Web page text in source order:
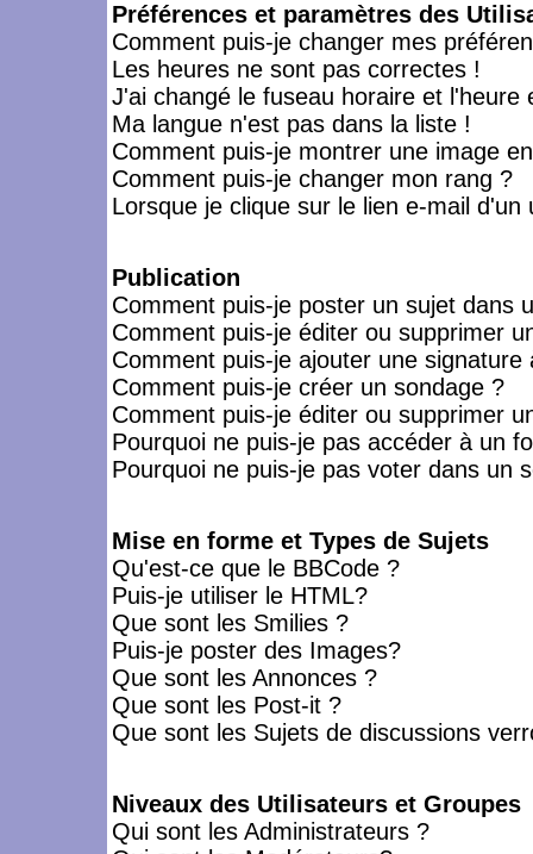
Préférences et paramètres des
Comment puis-je changer mes
Les heures ne sont pas correctes !
J'ai changé le fuseau horaire et l'heure
Ma langue n'est pas dans la liste !
Comment puis-je montrer une image
Comment puis-je changer mon rang ?
Lorsque je clique sur le lien e-mail
Publication
Comment puis-je poster un sujet dans
Comment puis-je éditer ou supprimer
Comment puis-je ajouter une signature
Comment puis-je créer un sondage ?
Comment puis-je éditer ou supprimer
Pourquoi ne puis-je pas accéder à un
Pourquoi ne puis-je pas voter dans un
Mise en forme et Types de Sujets
Qu'est-ce que le BBCode ?
Puis-je utiliser le HTML?
Que sont les Smilies ?
Puis-je poster des Images?
Que sont les Annonces ?
Que sont les Post-it ?
Que sont les Sujets de discussions
Niveaux des Utilisateurs et Groupes
Qui sont les Administrateurs ?